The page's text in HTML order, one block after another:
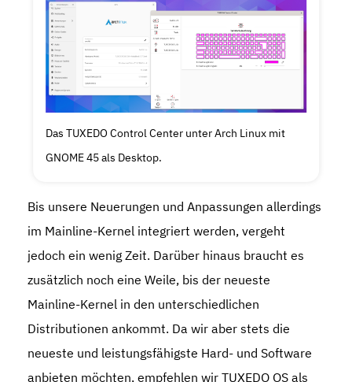
Das TUXEDO Control Center unter Arch Linux mit
GNOME 45 als Desktop.
Bis unsere Neuerungen und Anpassungen allerdings
im Mainline-Kernel integriert werden, vergeht
jedoch ein wenig Zeit. Darüber hinaus braucht es
zusätzlich noch eine Weile, bis der neueste
Mainline-Kernel in den unterschiedlichen
Distributionen ankommt. Da wir aber stets die
neueste und leistungsfähigste Hard- und Software
anbieten möchten, empfehlen wir TUXEDO OS als